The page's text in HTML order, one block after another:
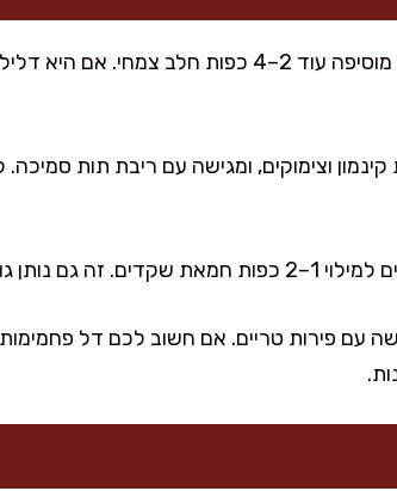
אם הבלילה סמיכה מדי אחרי המנוחה, אני מוסיפה עוד
וצימוקים, ומגישה עם ריבת תות סמיכה.
טעם אגוזי משגע.
עם פירות טריים. אם חשוב לכם דל